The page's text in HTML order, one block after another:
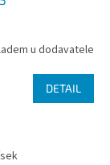
u dodavatele
DETAIL